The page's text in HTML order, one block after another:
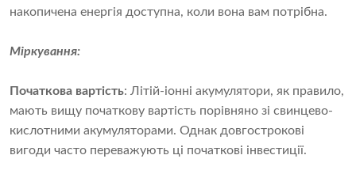
накопичена енергія доступна, коли вона вам потрібна.
Міркування:
Початкова вартість: Літій-іонні акумулятори, як правило,
мають вищу початкову вартість порівняно зі свинцево-
кислотними акумуляторами. Однак довгострокові
вигоди часто переважують ці початкові інвестиції.